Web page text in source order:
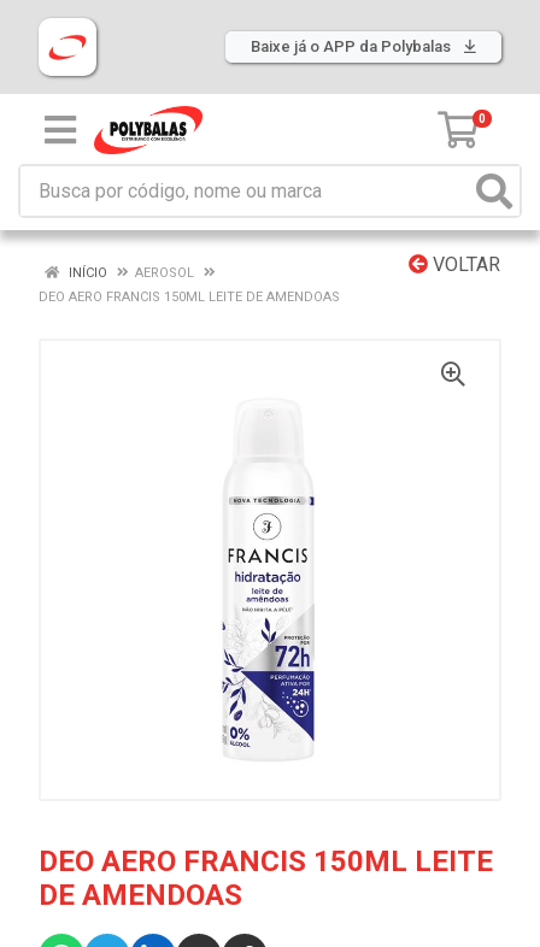
Baixe já o APP da Polybalas
0
VOLTAR
INÍCIO
AEROSOL
DEO AERO FRANCIS 150ML LEITE DE AMENDOAS
DEO AERO FRANCIS 150ML LEITE
DE AMENDOAS